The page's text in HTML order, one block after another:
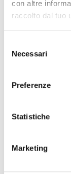
con altre
raccolto dal tuo
delNecessari
Preferenze
Statistiche
Marketing
ULTIME